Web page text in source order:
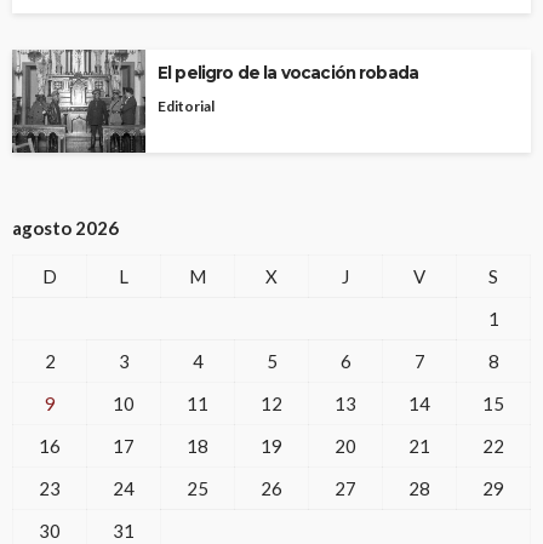
El peligro de la vocación robada
Editorial
agosto 2026
D L M X J V
S
1
2
3 4 5 6 7
8
9
10 11 12 13 14
15
16
17 18 19 20 21
22
23
24 25 26 27 28
29
30
31